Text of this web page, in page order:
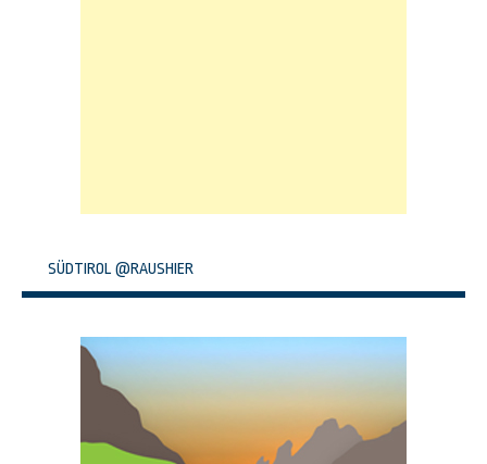
SÜDTIROL @RAUSHIER